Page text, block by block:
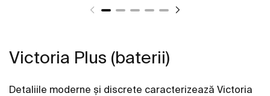
Victoria Plus (baterii)
Detaliile moderne și discrete caracterizează Victoria